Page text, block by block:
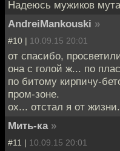
Надеюсь мужиков
AndreiMankouski »
#10 | 10.09.15 20:01
от спасибо,
она с голой ж... по
по битому кирпичу-
пром-зоне.
ох... отстал я от
Мить-ка »
#11 | 10.09.15 20:01